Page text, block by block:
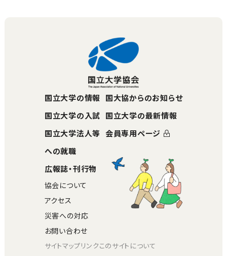
国立大学の情報
国立大学の入試
国立大学法人等
への就職
広報誌・刊行物
国大協からのお知らせ
国立大学の最新情報
会員専用ページ
協会について
アクセス
災害への対応
お問い合わせ
サイトマップリンクこのサイトについて